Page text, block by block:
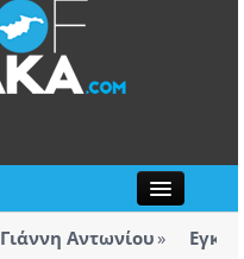
Αντωνίου